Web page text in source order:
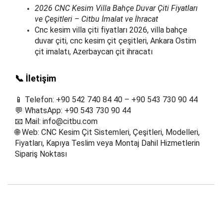
2026 CNC Kesim Villa Bahçe Duvar Çiti Fiyatları
ve Çeşitleri – Citbu İmalat ve İhracat
Cnc kesim villa çiti fiyatları 2026, villa bahçe
duvar çiti, cnc kesim çit çeşitleri, Ankara Ostim
çit imalatı, Azerbaycan çit ihracatı
📞 İletişim
📱 Telefon: +90 542 740 84 40 – +90 543 730 90 44
💬 WhatsApp: +90 543 730 90 44
📧 Mail: info@citbu.com
🌐 Web: CNC Kesim Çit Sistemleri, Çeşitleri, Modelleri,
Fiyatları, Kapıya Teslim veya Montaj Dahil Hizmetlerin
Sipariş Noktası